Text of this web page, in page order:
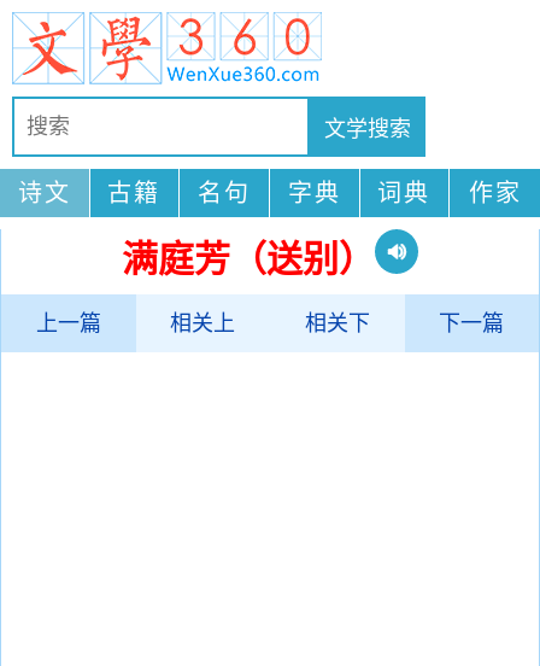
诗文 古籍 名句 字典 词典 作家
满庭芳（送别）
上一篇 相关上 相关下 下一篇